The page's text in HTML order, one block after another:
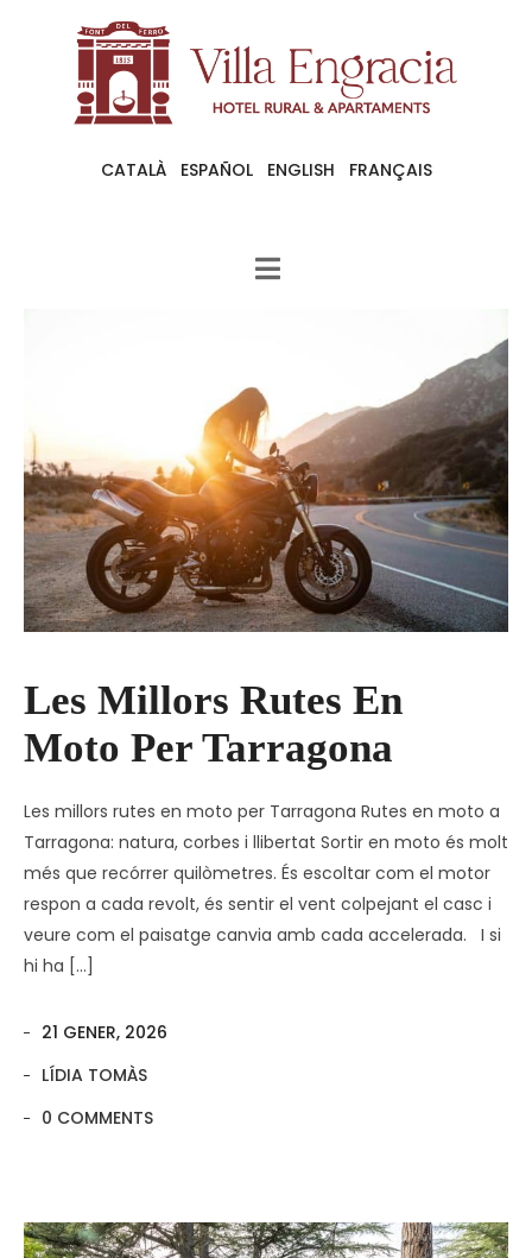
CATALÀ ESPAÑOL ENGLISH FRANÇAIS
Les Millors Rutes En
Moto Per Tarragona
Les millors rutes en moto per Tarragona Rutes en moto a
Tarragona: natura, corbes i llibertat Sortir en moto és molt
més que recórrer quilòmetres. És escoltar com el motor
respon a cada revolt, és sentir el vent colpejant el casc i
veure com el paisatge canvia amb cada accelerada. I si
hi ha […]
21 GENER, 2026
LÍDIA TOMÀS
0 COMMENTS